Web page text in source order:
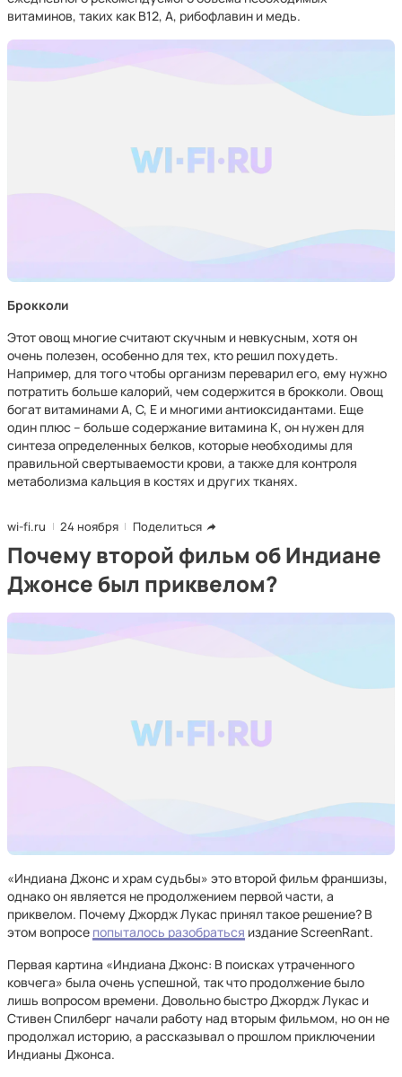
витаминов, таких как B12, A, рибофлавин и медь.
Брокколи
Этот овощ многие считают скучным и невкусным, хотя он
очень полезен, особенно для тех, кто решил похудеть.
Например, для того чтобы организм переварил его, ему нужно
потратить больше калорий, чем содержится в брокколи. Овощ
богат витаминами А, С, Е и многими антиоксидантами. Еще
один плюс – больше содержание витамина К, он нужен для
синтеза определенных белков, которые необходимы для
правильной свертываемости крови, а также для контроля
метаболизма кальция в костях и других тканях.
wi-fi.ru 24 ноября Поделиться
Почему второй фильм об Индиане
Джонсе был приквелом?
«Индиана Джонс и храм судьбы» это второй фильм франшизы,
однако он является не продолжением первой части, а
приквелом. Почему Джордж Лукас принял такое решение? В
этом вопросе попыталось разобраться издание ScreenRant.
Первая картина «Индиана Джонс: В поисках утраченного
ковчега» была очень успешной, так что продолжение было
лишь вопросом времени. Довольно быстро Джордж Лукас и
Стивен Спилберг начали работу над вторым фильмом, но он не
продолжал историю, а рассказывал о прошлом приключении
Индианы Джонса.